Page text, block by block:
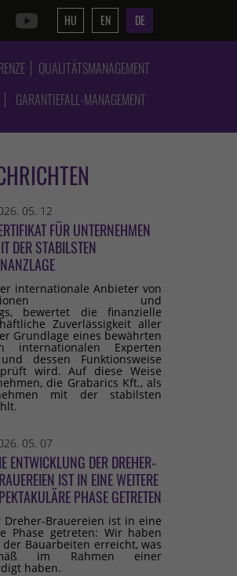
HU EN DE
QUALITÄTSMANAGEMENT
GARANTIEFALL-MANAGEMENT
05. 12
FÜR UNTERNEHMEN
DER STABILSTEN
internationale Anbieter von
und
bewertet die finanzielle
Zuverlässigkeit aller
Grundlage eines bewährten
internationalen Experten
dessen Funktionsweise
wird. Auf diese Weise
die Grabarics Kft., als
mit der stabilsten
05. 07
ENTWICKLUNG DER DREHER-
IST IN EINE WEITERE
PHASE GETRETEN
Dreher-Brauereien ist in eine
Phase getreten: Wir haben
Bauarbeiten erreicht, was
im Rahmen einer
haben.